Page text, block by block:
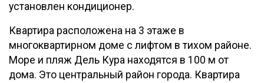
установлен кондиционер.
Квартира расположена на 3 этаже в
многоквартирном доме с лифтом в тихом районе.
Море и пляж Дель Кура находятся в 100 м от
дома. Это центральный район города. Квартира